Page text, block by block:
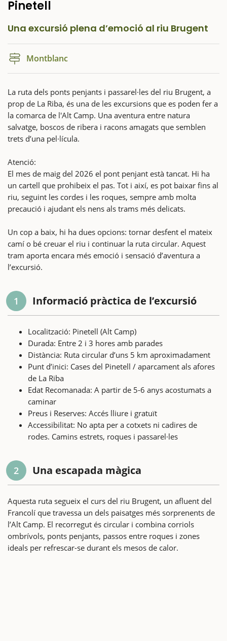
Pinetell
Una excursió plena d’emoció al riu Brugent
Montblanc
La ruta dels ponts penjants i passarel·les del riu Brugent, a
prop de La Riba, és una de les excursions que es poden fer a
la comarca de l'Alt Camp. Una aventura entre natura
salvatge, boscos de ribera i racons amagats que semblen
trets d’una pel·lícula.
Atenció:
El mes de maig del 2026 el pont penjant està tancat. Hi ha
un cartell que prohibeix el pas. Tot i així, es pot baixar fins al
riu, seguint les cordes i les roques, sempre amb molta
precaució i ajudant els nens als trams més delicats.
Un cop a baix, hi ha dues opcions: tornar desfent el mateix
camí o bé creuar el riu i continuar la ruta circular. Aquest
tram aporta encara més emoció i sensació d’aventura a
l’excursió.
1 Informació pràctica de l’excursió
Localització: Pinetell (Alt Camp)
Durada: Entre 2 i 3 hores amb parades
Distància: Ruta circular d’uns 5 km aproximadament
Punt d’inici: Cases del Pinetell / aparcament als afores
de La Riba
Edat Recomanada: A partir de 5-6 anys acostumats a
caminar
Preus i Reserves: Accés lliure i gratuït
Accessibilitat: No apta per a cotxets ni cadires de
rodes. Camins estrets, roques i passarel·les
2 Una escapada màgica
Aquesta ruta segueix el curs del riu Brugent, un afluent del
Francolí que travessa un dels paisatges més sorprenents de
l’Alt Camp. El recorregut és circular i combina corriols
ombrívols, ponts penjants, passos entre roques i zones
ideals per refrescar-se durant els mesos de calor.